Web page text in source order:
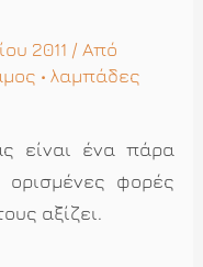
2011 / Από
•λαμπάδες
είναι ένα πάρα
ορισμένες φορές
αξίζει.